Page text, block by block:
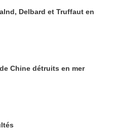
Delbard et Truffaut en
Chine détruits en mer